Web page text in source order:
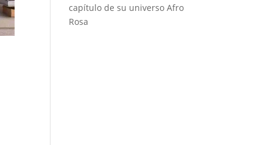
capítulo de su universo Afro
Rosa